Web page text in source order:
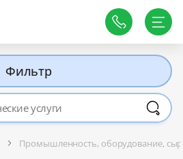
Фильтр
Промышленность, оборудование,